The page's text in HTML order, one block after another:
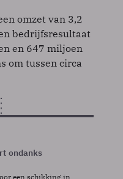
omzet van 3,2
bedrijfsresultaat
en 647 miljoen
om tussen circa
ondanks
een schikking in